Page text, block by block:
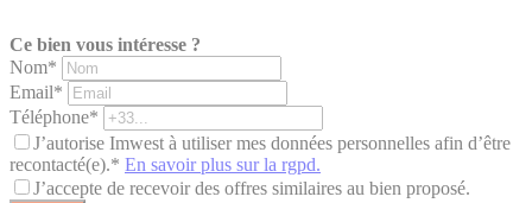
Ce bien vous intéresse ?
Nom*
Email*
Téléphone*
J’autorise Imwest à utiliser mes données personnelles afin d’être
recontacté(e).* En savoir plus sur la rgpd.
J’accepte de recevoir des offres similaires au bien proposé.